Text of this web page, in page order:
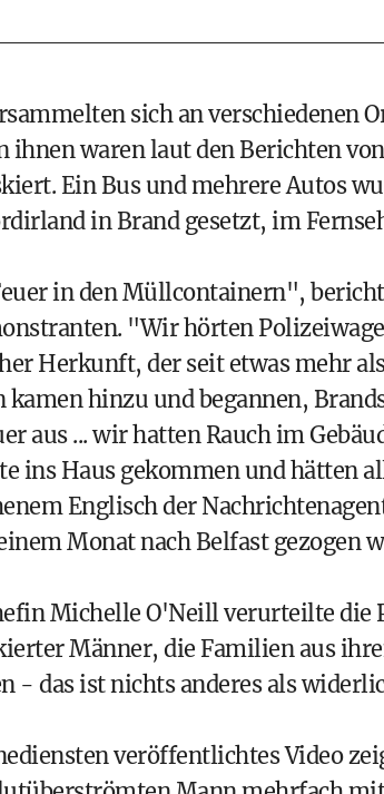
sich an verschiedenen
ihnen waren laut den Berichten
Ein Bus und mehrere Autos
in Brand gesetzt, im
in den Müllcontainern",
"Wir hörten
Herkunft, der seit etwas mehr
hinzu und begannen,
aus ... wir hatten Rauch im
ins Haus gekommen und hätten
Englisch der
Monat nach Belfast gezogen
Michelle O'Neill verurteilte die
Männer, die Familien aus
- das ist nichts anderes als
veröffentlichtes Video